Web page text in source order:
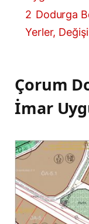
2 Dodurga
Yerler,
Çorum
İmar